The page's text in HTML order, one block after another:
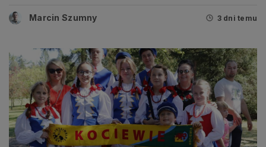
Marcin Szumny 3 dni temu